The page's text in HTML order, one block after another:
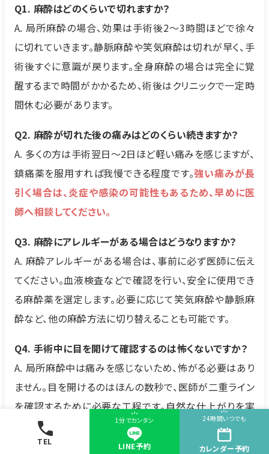
TEL
1分でカンタン
LINE予約
24時間いつでも
カレンダー予約
Q1. 麻酔はどのくらいで切れますか？
A. 局所麻酔の場合、効果は手術後2〜3時間ほどで徐々
に切れていきます。静脈麻酔や笑気麻酔は切れが早く、手
術後すぐに意識が戻ります。全身麻酔の場合は完全に覚
醒するまで時間がかかるため、術後はクリニックで一定時
間休む必要があります。
Q2. 麻酔が切れた後の痛みはどのくらい続きますか？
A. 多くの方は手術翌日〜2日ほど軽い痛みを感じますが、
鎮痛薬を服用すれば我慢できる程度です。強い痛みが長
引く場合は、炎症や感染の可能性もあるため、早めに医
師へ相談してください。
Q3. 麻酔にアレルギーがある場合はどうなりますか？
A. 麻酔アレルギーがある場合は、事前に必ず医師に伝え
てください。血液検査などで確認を行い、安全に使用でき
る麻酔薬を選定します。必要に応じて笑気麻酔や静脈麻
酔など、他の麻酔方法に切り替えることも可能です。
Q4. 手術中に目を開けて確認するのは怖くないですか？
A. 局所麻酔中は痛みを感じないため、怖がる必要はあり
ません。目を開けるのはほんの数秒で、医師が二重ライン
を確認するために必要な工程です。自然な仕上がりを実
現する大切なプロセスの一部です。